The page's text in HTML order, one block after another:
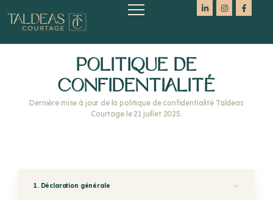
POLITIQUE DE
CONFIDENTIALITÉ
Dernière mise à jour de la politique de confidentialité Taldeas
Courtage le 21 juillet 2025.
1. Déclaration générale